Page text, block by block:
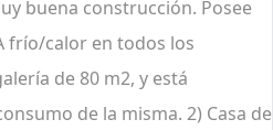
buena construcción. Posee
frío/calor en todos los
de 80 m2, y está
de la misma. 2) Casa de